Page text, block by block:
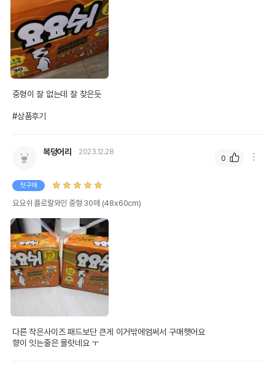
중형이 잘 없는데 잘 찾은듯
#상품후기
복덩어리 2023.12.28
첫구매
요요쉬 플로랄와인 중형 30매 (48x60cm)
다른 작은사이즈 패드보단 큰게 이거밖에엄써서 구매햇어요
향이 잇는줄은 몰랏네요 ㅜ
0